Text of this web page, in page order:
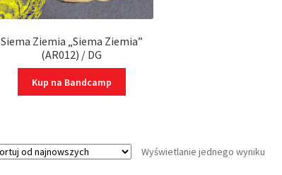
Siema Ziemia „Siema Ziemia”
(AR012) / DG
Kup na Bandcamp
Wyświetlanie jednego wyniku